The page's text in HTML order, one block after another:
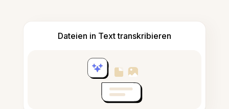
Dateien in Text transkribieren